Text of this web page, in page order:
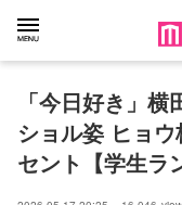
「今日好き」
ショル姿 ヒョ
セント【学生ラ